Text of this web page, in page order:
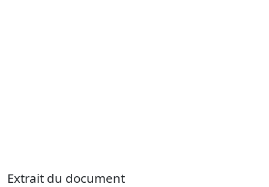
Extrait du document